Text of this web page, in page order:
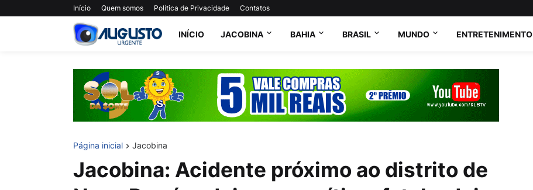
Início Quem somos Política de Privacidade Contatos
INÍCIO JACOBINA BAHIA BRASIL MUNDO ENTRETENIMENTO
Página inicial Jacobina
Jacobina: Acidente próximo ao distrito de